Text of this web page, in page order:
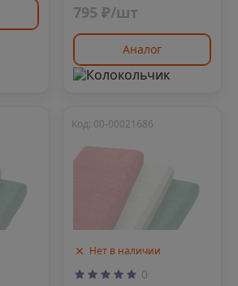
795 ₽/шт
Аналог
Нет в наличии
Код: 00-00021686
0